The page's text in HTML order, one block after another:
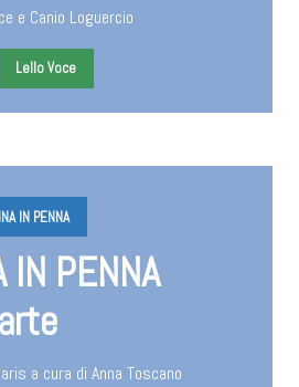
e Canio Loguercio
Lello Voce
IN PENNA
IN PENNA
a cura di Anna Toscano